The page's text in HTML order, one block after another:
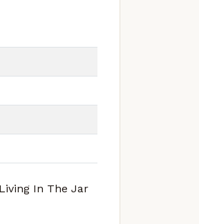
In The Jar